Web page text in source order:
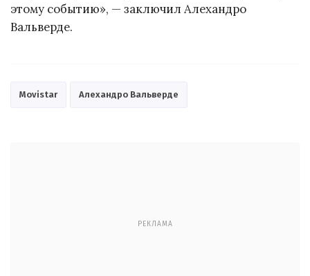
этому событию», — заключил Алехандро
Вальверде.
Movistar Алехандро Вальверде
РЕКЛАМА